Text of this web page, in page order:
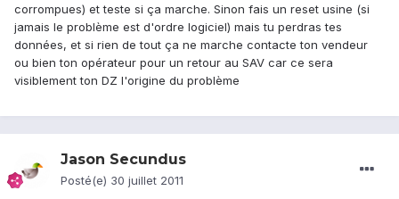
corrompues) et teste si ça marche. Sinon fais un reset usine (si
jamais le problème est d'ordre logiciel) mais tu perdras tes
données, et si rien de tout ça ne marche contacte ton vendeur
ou bien ton opérateur pour un retour au SAV car ce sera
visiblement ton DZ l'origine du problème
Jason Secundus
Posté(e) 30 juillet 2011